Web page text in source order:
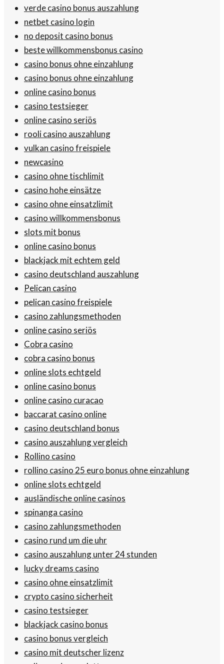
verde casino bonus auszahlung
netbet casino login
no deposit casino bonus
beste willkommensbonus casino
casino bonus ohne einzahlung
casino bonus ohne einzahlung
online casino bonus
casino testsieger
online casino seriös
rooli casino auszahlung
vulkan casino freispiele
newcasino
casino ohne tischlimit
casino hohe einsätze
casino ohne einsatzlimit
casino willkommensbonus
slots mit bonus
online casino bonus
blackjack mit echtem geld
casino deutschland auszahlung
Pelican casino
pelican casino freispiele
casino zahlungsmethoden
online casino seriös
Cobra casino
cobra casino bonus
online slots echtgeld
online casino bonus
online casino curacao
baccarat casino online
casino deutschland bonus
casino auszahlung vergleich
Rollino casino
rollino casino 25 euro bonus ohne einzahlung
online slots echtgeld
ausländische online casinos
spinanga casino
casino zahlungsmethoden
casino rund um die uhr
casino auszahlung unter 24 stunden
lucky dreams casino
casino ohne einsatzlimit
crypto casino sicherheit
casino testsieger
blackjack casino bonus
casino bonus vergleich
casino mit deutscher lizenz